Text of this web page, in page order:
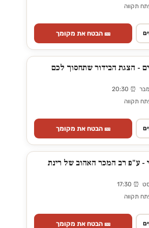
תקווה
🎫 הבטח את מקומך
- הצגת הבידור שתחסוך לכם
תקווה
🎫 הבטח את מקומך
- ע"פ רב המכר האהוב של רינת
תקווה
🎫 הבטח את מקומך